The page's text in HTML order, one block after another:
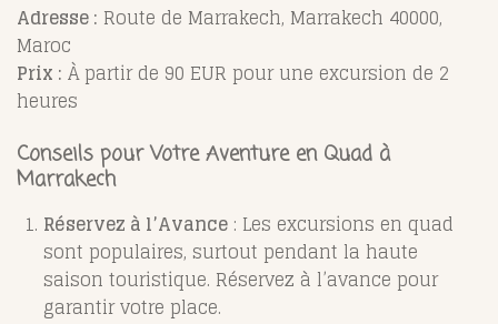
Adresse : Route de Marrakech, Marrakech 40000,
Maroc
Prix : À partir de 90 EUR pour une excursion de 2
heures
Conseils pour Votre Aventure en Quad à
Marrakech
Réservez à l’Avance : Les excursions en quad
sont populaires, surtout pendant la haute
saison touristique. Réservez à l’avance pour
garantir votre place.